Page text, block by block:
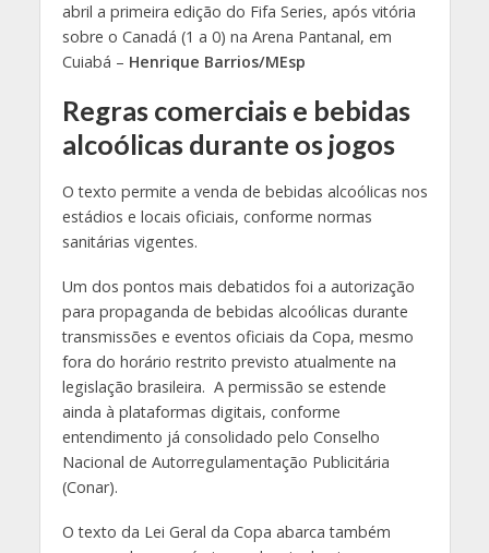
abril a primeira edição do Fifa Series, após vitória
sobre o Canadá (1 a 0) na Arena Pantanal, em
Cuiabá – Henrique Barrios/MEsp
Regras comerciais e bebidas
alcoólicas durante os jogos
O texto permite a venda de bebidas alcoólicas nos
estádios e locais oficiais, conforme normas
sanitárias vigentes.
Um dos pontos mais debatidos foi a autorização
para propaganda de bebidas alcoólicas durante
transmissões e eventos oficiais da Copa, mesmo
fora do horário restrito previsto atualmente na
legislação brasileira. A permissão se estende
ainda à plataformas digitais, conforme
entendimento já consolidado pelo Conselho
Nacional de Autorregulamentação Publicitária
(Conar).
O texto da Lei Geral da Copa abarca também